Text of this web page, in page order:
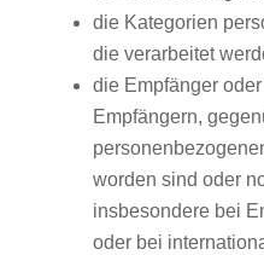
die Kategorien
die verarbeitet
die Empfänger
Empfängern,
worden sind oder
insbesondere bei
oder bei